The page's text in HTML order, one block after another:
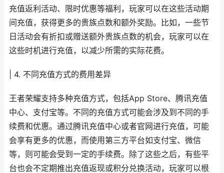
充值返利活动、限时优惠等福利，玩家可以在这些活动期
间充值，获得更多的贵族点数和额外奖励。比如，一些节
日活动会有折扣或赠送额外贵族点数的机会，玩家可以在
这些时机进行充值，以减少所需的实际花费。
| 4. 不同充值方式的费用差异
王者荣耀支持多种充值方式，包括App Store、腾讯充值
中心、支付宝等。不同的充值方式可能会涉及到不同的手
续费和优惠。通过腾讯充值中心或者官网进行充值，可能
会享有更多的优惠，而使用第三方平台如支付宝、微信
等，则可能会受到一定的手续费。除了这些之后，有些平
台也会不定期推出充值返现或积分兑换活动，玩家可以根